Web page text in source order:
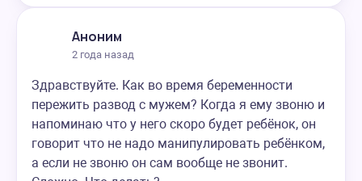
Аноним
2 года назад
Здравствуйте. Как во время беременности
пережить развод с мужем? Когда я ему звоню и
напоминаю что у него скоро будет ребёнок, он
говорит что не надо манипулировать ребёнком,
а если не звоню он сам вообще не звонит.